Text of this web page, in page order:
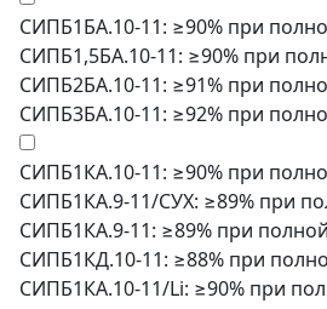
СИПБ1БА.10-11: ≥90% при
СИПБ1,5БА.10-11: ≥90% при
СИПБ2БА.10-11: ≥91% при
СИПБ3БА.10-11: ≥92% при
СИПБ1КА.10-11: ≥90% при
СИПБ1КА.9-11/СУХ: ≥89% при
СИПБ1КА.9-11: ≥89% при
СИПБ1КД.10-11: ≥88% при
СИПБ1КА.10-11/Li: ≥90% при